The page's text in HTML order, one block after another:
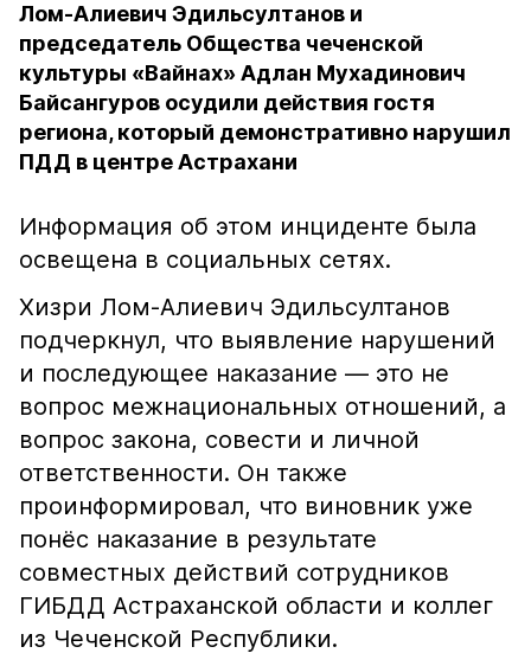
Лом-Алиевич Эдильсултанов и
председатель Общества чеченской
культуры «Вайнах» Адлан Мухадинович
Байсангуров осудили действия гостя
региона, который демонстративно нарушил
ПДД в центре Астрахани
Информация об этом инциденте была
освещена в социальных сетях.
Хизри Лом-Алиевич Эдильсултанов
подчеркнул, что выявление нарушений
и последующее наказание — это не
вопрос межнациональных отношений, а
вопрос закона, совести и личной
ответственности. Он также
проинформировал, что виновник уже
понёс наказание в результате
совместных действий сотрудников
ГИБДД Астраханской области и коллег
из Чеченской Республики.